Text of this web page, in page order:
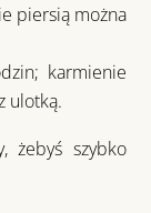
piersią można
; karmienie
ulotką.
żebyś szybko